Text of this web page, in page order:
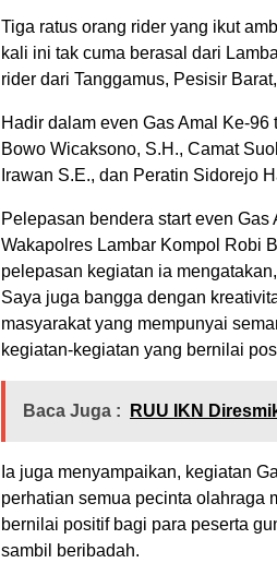
Tiga ratus orang rider yang ikut
kali ini tak cuma berasal dari
rider dari Tanggamus, Pesisir
Hadir dalam even Gas Amal Ke-
Bowo Wicaksono, S.H., Camat
Irawan S.E., dan Peratin Sidorejo
Pelepasan bendera start even
Wakapolres Lambar Kompol Robi
pelepasan kegiatan ia
Saya juga bangga dengan
masyarakat yang mempunyai
kegiatan-kegiatan yang bernilai
Baca Juga : RUU IKN
Ia juga menyampaikan, kegiatan
perhatian semua pecinta olahraga
bernilai positif bagi para peserta
sambil beribadah.